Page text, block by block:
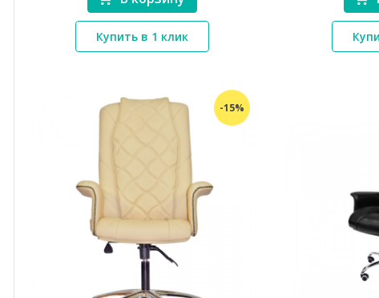
*}
Купить в 1 клик
-15%